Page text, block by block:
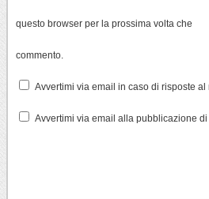
questo browser per la prossima volta che
commento.
Avvertimi via email in caso di risposte al
Avvertimi via email alla pubblicazione di